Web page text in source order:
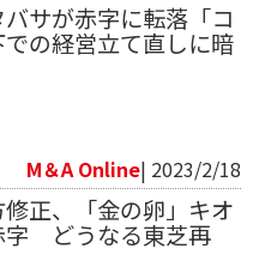
サが赤字に転落「コ
の経営立て直しに暗
M＆A Online| 2023/2/18
正、「金の卵」キオ
字 どうなる東芝再